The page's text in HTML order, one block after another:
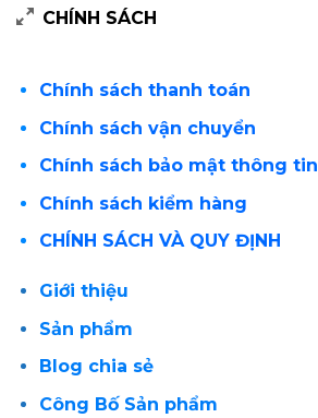
CHÍNH SÁCH
Chính sách thanh toán
Chính sách vận chuyển
Chính sách bảo mật thông tin
Chính sách kiểm hàng
CHÍNH SÁCH VÀ QUY ĐỊNH
Giới thiệu
Sản phẩm
Blog chia sẻ
Công Bố Sản phẩm